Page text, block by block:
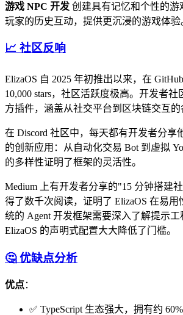
游戏 NPC 开发 创建具有记忆和个性的游
玩家的历史互动，提供更沉浸的游戏体验
📈 社区反响
ElizaOS 自 2025 年初推出以来，在
10,000 stars，社区活跃度极高。开发者社
方插件，涵盖从社交平台到区块链交互的
在 Discord 社区中，每天都有开发者分享
的创新应用：从自动化交易 Bot 到虚拟
的多样性证明了框架的灵活性。
Medium 上有开发者分享的"15 分钟搭建
得了数千次阅读，证明了 ElizaOS 在易
统的 Agent 开发框架需要深入了解提示工
ElizaOS 的声明式配置大大降低了门槛。
🤔 优缺点分析
优点：
✅ TypeScript 生态强大，拥有约